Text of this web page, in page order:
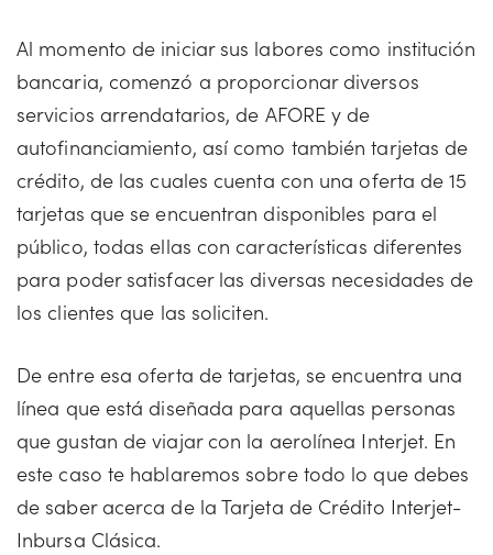
Al momento de iniciar sus labores como institución
bancaria, comenzó a proporcionar diversos
servicios arrendatarios, de AFORE y de
autofinanciamiento, así como también tarjetas de
crédito, de las cuales cuenta con una oferta de 15
tarjetas que se encuentran disponibles para el
público, todas ellas con características diferentes
para poder satisfacer las diversas necesidades de
los clientes que las soliciten.
De entre esa oferta de tarjetas, se encuentra una
línea que está diseñada para aquellas personas
que gustan de viajar con la aerolínea Interjet. En
este caso te hablaremos sobre todo lo que debes
de saber acerca de la Tarjeta de Crédito Interjet-
Inbursa Clásica.